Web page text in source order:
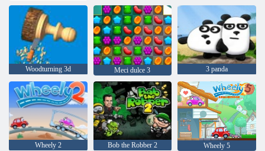
Woodturning 3d Meci dulce 3 3 panda
Wheely 2 Bob the Robber 2 Wheely 5